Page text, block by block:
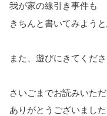
我が家の線引き事件も
きちんと書いてみようと
また、遊びにきてくださ
さいごまでお読みいただ
ありがとうございました